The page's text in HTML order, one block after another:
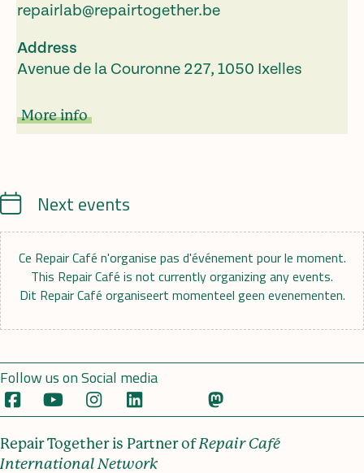
repairlab@repairtogether.be
Address
Avenue de la Couronne 227, 1050 Ixelles
More info
CalendrierNext events
Ce Repair Café n'organise pas d'événement pour le moment.
This Repair Café is not currently organizing any events.
Dit Repair Café organiseert momenteel geen evenementen.
Follow us on Social media
Repair Together is Partner ofRepair Café
International Network